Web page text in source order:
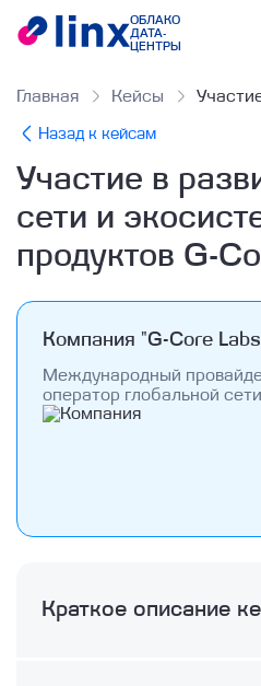
ОБЛАКО
ДАТА-
ЦЕНТРЫ
Облако
Главная Кейсы
Назад к кейсам
Участие в
сети и
продуктов G-
Компания "G-Core
Международный
оператор глобальной
Краткое описание